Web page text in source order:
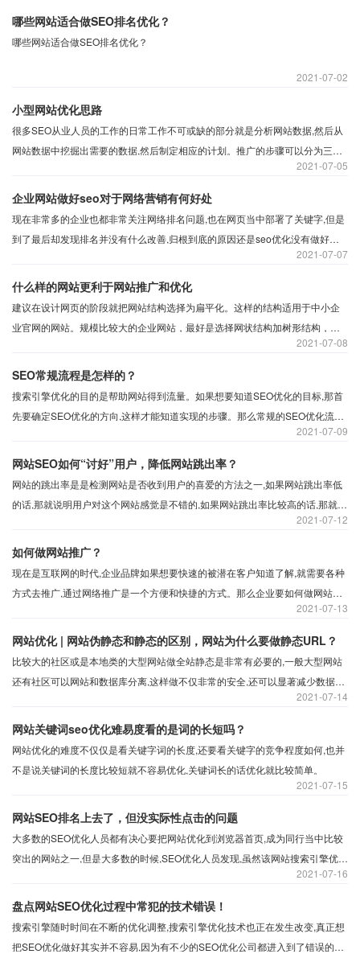
07-02
2021
哪些网站适合做SEO排名优化？
哪些网站适合做SEO排名优化？
07-05
2021
小型网站优化思路
很多SEO从业人员的工作的日常工作不可或缺的部分就是分析网站数据,然后从
网站数据中挖掘出需要的数据,然后制定相应的计划。推广的步骤可以分为三个
07-07
2021
企业网站做好seo对于网络营销有何好处
现在非常多的企业也都非常关注网络排名问题,也在网页当中部署了关键字,但是
到了最后却发现排名并没有什么改善,归根到底的原因还是seo优化没有做好。
要知道这份工作不是说完成就可以完成的,而是需要每天更新的好的文章,以及原
创率也需要满足一定的要求,只有一步一步慢慢的来排名才有有所提升。
07-08
2021
什么样的网站更利于网站推广和优化
建议在设计网页的阶段就把网站结构选择为扁平化。这样的结构适用于中小企
业官网的网站。规模比较大的企业网站，最好是选择网状结构加树形结构，这
07-09
2021
SEO常规流程是怎样的？
搜索引擎优化的目的是帮助网站得到流量。如果想要知道SEO优化的目标,那首
先要确定SEO优化的方向,这样才能知道实现的步骤。那么常规的SEO优化流程
07-12
2021
网站SEO如何“讨好”用户，降低网站跳出率？
网站的跳出率是是检测网站是否收到用户的喜爱的方法之一,如果网站跳出率低
的话,那就说明用户对这个网站感觉是不错的,如果网站跳出率比较高的话,那就说
明网站体验度对于用户来说不是很好,所以应该如何降低网站的跳出率?
07-13
2021
如何做网站推广？
现在是互联网的时代,企业品牌如果想要快速的被潜在客户知道了解,就需要各种
方式去推广,通过网络推广是一个方便和快捷的方式。那么企业要如何做网站推
广?理论来说,不同的行业都会有自己的做法,但对中小企业来说,以下主要几种方
式是不错的选择。
07-14
2021
网站优化 | 网站伪静态和静态的区别，网站为什么要做静态URL？
比较大的社区或是本地类的大型网站做全站静态是非常有必要的,一般大型网站
还有社区可以网站和数据库分离,这样做不仅非常的安全,还可以显著减少数据库
07-15
2021
网站关键词seo优化难易度看的是词的长短吗？
网站优化的难度不仅仅是看关键字词的长度,还要看关键字的竞争程度如何,也并
不是说关键词的长度比较短就不容易优化,关键词长的话优化就比较简单。
07-16
2021
网站SEO排名上去了，但没实际性点击的问题
大多数的SEO优化人员都有决心要把网站优化到浏览器首页,成为同行当中比较
突出的网站之一,但是大多数的时候,SEO优化人员发现,虽然该网站搜索引擎优化
盘点网站SEO优化过程中常犯的技术错误！
搜索引擎随时时间在不断的优化调整,搜索引擎优化技术也正在发生改变,真正想
把SEO优化做好其实并不容易,因为有不少的SEO优化公司都进入到了错误的搜